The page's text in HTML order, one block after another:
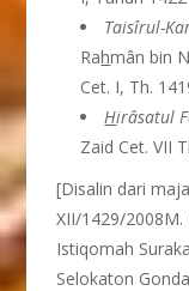
Taisîrul-
Rahmân bin
Cet. I, Th.
Hirâsatul
Zaid Cet. VII
[Disalin dari
XII/1429/
Istiqomah
Selokaton